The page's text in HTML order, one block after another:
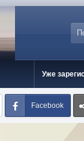
Уже
Facebook